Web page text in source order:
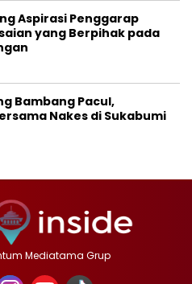
Aspirasi Penggarap
yang Berpihak pada
Bambang Pacul,
Nakes di Sukabumi
Mediatama Grup